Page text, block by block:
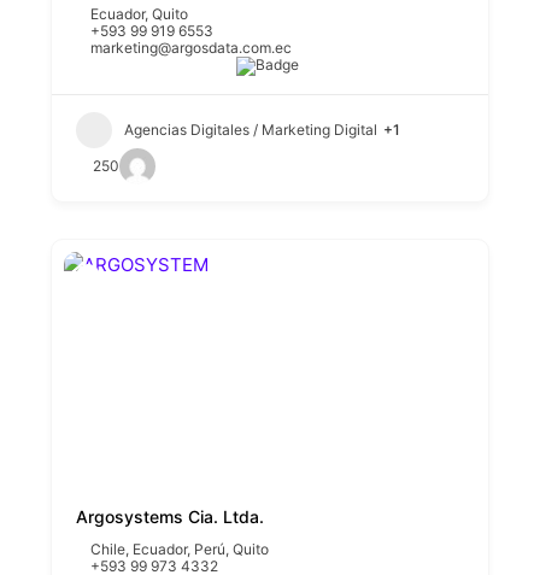
Ecuador,Quito
+593 99 919 6553
marketing@argosdata.com.ec
Agencias Digitales / Marketing Digital +1
250
Argosystems Cia. Ltda.
Chile, Ecuador, Perú,Quito
+593 99 973 4332